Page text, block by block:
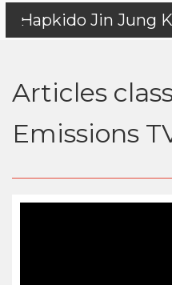
Hapkido Jin Jung
Articles
Emissions